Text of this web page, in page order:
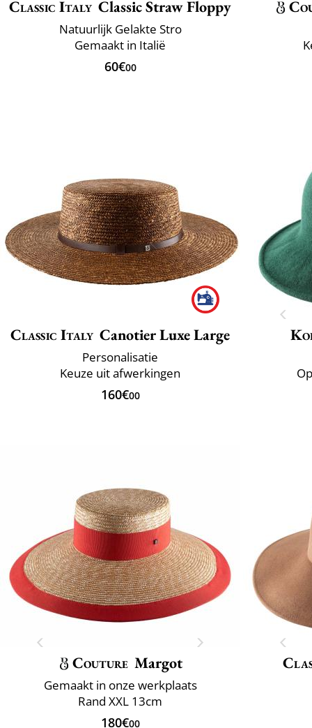
Classic Italy Classic Straw Floppy
Natuurlijk Gelakte Stro
Gemaakt in Italië
60€00
Classic Italy Canotier Luxe Large
Personalisatie
Keuze uit afwerkingen
160€00
Couture Margot
Gemaakt in onze werkplaats
Rand XXL 13cm
180€00